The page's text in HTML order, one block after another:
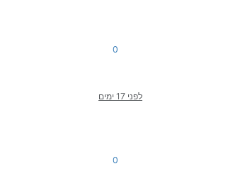
0
לפני 17 ימים
0